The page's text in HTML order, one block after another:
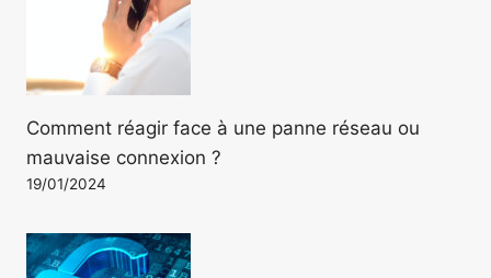
Comment réagir face à une panne réseau ou
mauvaise connexion ?
19/01/2024